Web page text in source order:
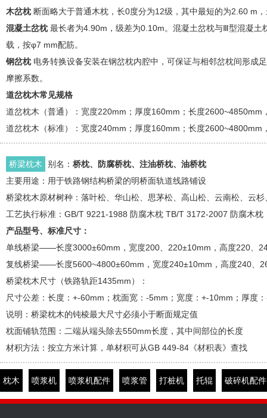
木岔枕断面略大于普通木枕，长0度分为12级，其中最短的为2.60 m
混凝土岔枕最长者为4.90m，级差为0.10m。混凝土岔枕与Ⅲ型混凝土
载，按φ7 mm配筋。
钢岔枕电务转换设备安装在钢岔枕内腔中，可保证与相邻岔枕间形成
摩擦系数。
道岔枕木常见规格
道岔枕木（普通）：宽度220mm；厚度160mm；长度2600~4850mm
道岔枕木（标准）：宽度240mm；厚度160mm；长度2600~4800mm
桥梁枕木 别名： 桥枕、防腐桥枕、注油桥枕、油桥枕
主要用途：用于铁路钢结构桥梁的明桥面轨道线路铺设
桥梁枕木原材树种：落叶松、华山松、思茅松、高山松、云南松、云
工艺执行标准：GB/T 9221-1988 防腐木枕 TB/T 3172-2007 防腐木枕
产品型号、标准尺寸：
单线桥梁——长度3000±60mm，宽度200、220±10mm，高度220、
复线桥梁——长度5600~4800±60mm，宽度240±10mm，高度240、
桥梁枕木尺寸（铁路轨距1435mm）：
尺寸公差：长度：+-60mm；枕面宽：-5mm；宽度：+-10mm；厚度
说明：桥梁枕木的钝棱最大尺寸必须小于断面规定值
枕面铺轨范围：二端从端头除去550mm长度，其中间部位的长度
材积方法：按立方米计算，单材积可从GB 449-84《材积表》查找
枕木 喷浆机 喷浆机配件 喷浆管 打桩机 托辊 破碎机配件